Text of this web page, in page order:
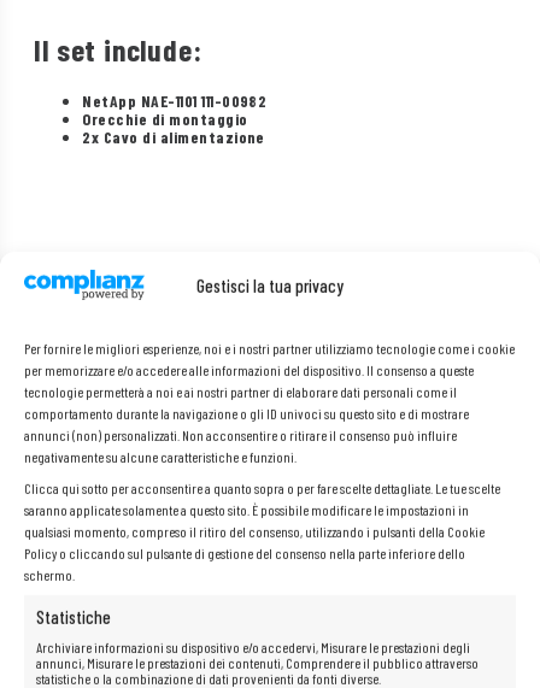
Gestisci la tua privacy
Per fornire le migliori esperienze, noi e i nostri partner utilizziamo tecnologie come i cookie
per memorizzare e/o accedere alle informazioni del dispositivo. Il consenso a queste
tecnologie permetterà a noi e ai nostri partner di elaborare dati personali come il
comportamento durante la navigazione o gli ID univoci su questo sito e di mostrare
annunci (non) personalizzati. Non acconsentire o ritirare il consenso può influire
negativamente su alcune caratteristiche e funzioni.
Clicca qui sotto per acconsentire a quanto sopra o per fare scelte dettagliate. Le tue scelte
saranno applicate solamente a questo sito. È possibile modificare le impostazioni in
qualsiasi momento, compreso il ritiro del consenso, utilizzando i pulsanti della Cookie
Policy o cliccando sul pulsante di gestione del consenso nella parte inferiore dello
schermo.
Statistiche
Archiviare informazioni su dispositivo e/o accedervi, Misurare le prestazioni degli
annunci, Misurare le prestazioni dei contenuti, Comprendere il pubblico attraverso
statistiche o la combinazione di dati provenienti da fonti diverse.
Il set include:
NetApp NAE-1101 111-00982
Orecchie di montaggio
2x Cavo di alimentazione